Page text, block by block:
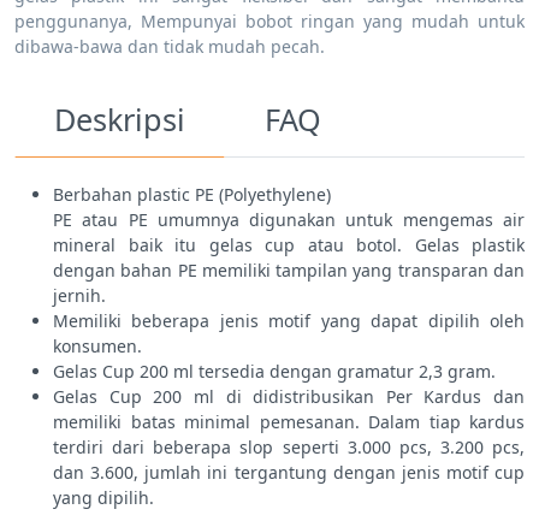
penggunanya, Mempunyai bobot ringan yang mudah untuk
dibawa-bawa dan tidak mudah pecah.
Deskripsi FAQ
Berbahan plastic PE (Polyethylene)
PE atau PE umumnya digunakan untuk mengemas air
mineral baik itu gelas cup atau botol. Gelas plastik
dengan bahan PE memiliki tampilan yang transparan dan
jernih.
Memiliki beberapa jenis motif yang dapat dipilih oleh
konsumen.
Gelas Cup 200 ml tersedia dengan gramatur 2,3 gram.
Gelas Cup 200 ml di didistribusikan Per Kardus dan
memiliki batas minimal pemesanan. Dalam tiap kardus
terdiri dari beberapa slop seperti 3.000 pcs, 3.200 pcs,
dan 3.600, jumlah ini tergantung dengan jenis motif cup
yang dipilih.